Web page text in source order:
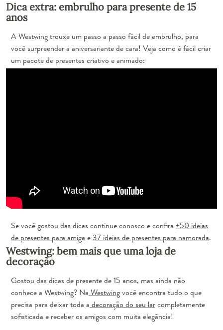
Dica extra: embrulho para presente de 15
anos
A Westwing trouxe um passo a passo fácil de embrulho, para
você surpreender a aniversariante de cara! Veja como é fácil criar
um pacote de presentes criativo e animado:
Se você gostou das dicas continue conosco e confira +50 ideias
de presentes para amiga e37 ideias de presentes para namorada.
Westwing: bem mais que uma loja de
decoração
Gostou das dicas de presente de 15 anos, mas ainda não
conhece a Westwing? Na Westwingvocê encontra tudo o que
precisa para deixar toda a decoração do seu larcompletamente
sofisticada e receber os amigos com muita elegância!